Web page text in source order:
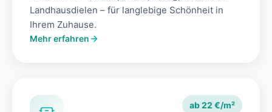
Landhausdielen – für langlebige Schönheit in
Ihrem Zuhause.
Mehr erfahren
ab 22 €/m²